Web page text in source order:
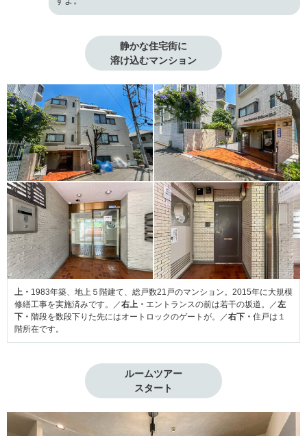
静かな住宅街に
溶け込むマンション
上・ 1983年築、地上５階建て、総戸数21戸のマンション。2015年に大規模
修繕工事を実施済みです。／右上・ エントランスの前は若干の坂道。／左
下・ 階段を数段下りた先にはオートロックのゲートが。／右下・ 住戸は１
階所在です。
ルームツアー
スタート